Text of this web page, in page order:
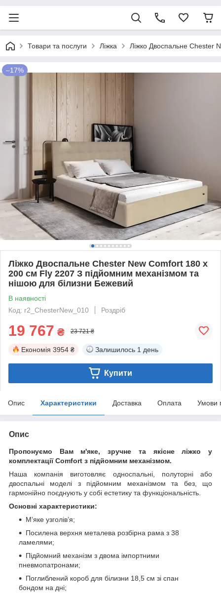
Товари та послуги Ліжка Ліжко Двоспальне Chester
–17%
Ліжко Двоспальне Chester New Comfort 180 х
200 см Fly 2207 З підйомним механізмом та
нішою для білизни Бежевий
В наявності
Код: r2_ChesterNew_010
Роздріб
19 767 ₴ 23 721 ₴
Економія 3954 ₴ Залишилось 1 день
Купити
Опис Характеристики Доставка Оплата Умови
Опис
Пропонуємо Вам м'яке, зручне та якiсне ліжко у
комплектації Comfort з підйомним механізмом.
Наша компанія виготовляє односпальні, полуторні або
двоспальні моделі з підйомним механізмом та без, що
гармонійно поєднують у собі естетику та функціональність.
Основні характеристики:
М’яке узголів’я;
Посилена верхня металева розбірна рама з 38
ламелями;
Підйомний механізм з двома імпортними
пневмопатронами;
Поглиблений короб для білизни 18,5 см зі спан
бондом на дні;